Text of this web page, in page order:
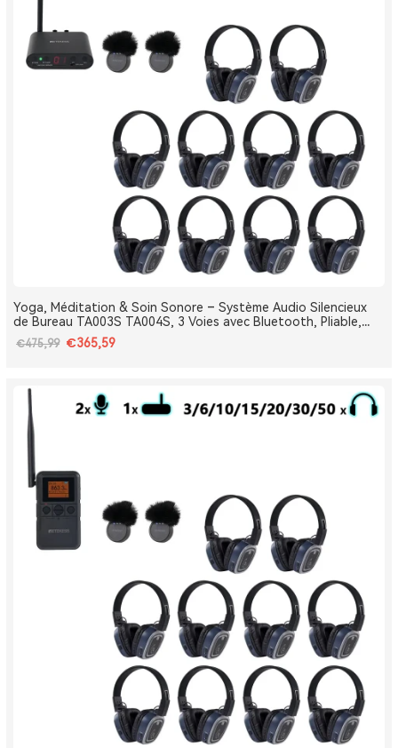
Yoga, Méditation & Soin Sonore – Système Audio Silencieux
de Bureau TA003S TA004S, 3 Voies avec Bluetooth, Pliable,
Type-C, Bass Boost
€475,99 €365,59